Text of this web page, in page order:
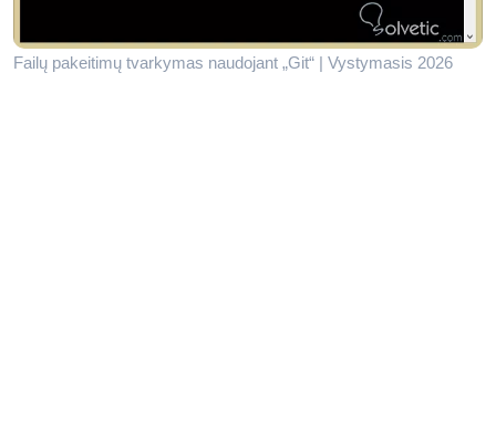
Failų pakeitimų tvarkymas naudojant „Git“ | Vystymasis 2026